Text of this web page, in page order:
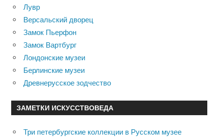
Лувр
Версальский дворец
Замок Пьерфон
Замок Вартбург
Лондонские музеи
Берлинские музеи
Древнерусское зодчество
ЗАМЕТКИ ИСКУССТВОВЕДА
Три петербургские коллекции в Русском музее